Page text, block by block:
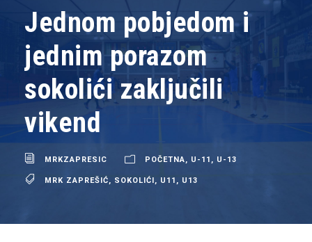
Jednom pobjedom i
jednim porazom
sokolići zaključili
vikend
MRKZAPRESIC POČETNA U-11 U-13
MRK ZAPREŠIĆ SOKOLIĆI U11 U13